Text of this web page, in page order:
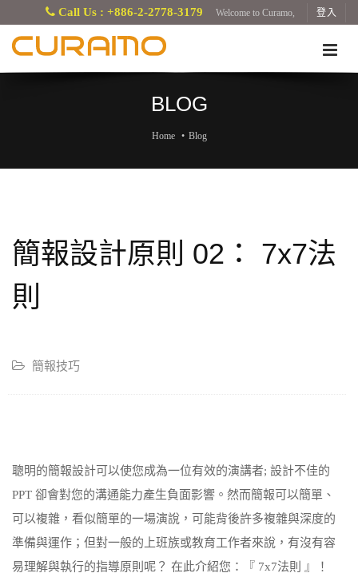
Call Us : +886-2-2778-3179 Welcome to Curamo, 登入
BLOG
Home Blog
簡報設計原則 02： 7x7法
則
簡報技巧
聰明的簡報設計可以使您成為一位有效的演講者; 設計不佳的
PPT 卻會對您的溝通能力產生負面影響。然而簡報可以簡單、
可以複雜，看似簡單的一場演說，可能背後許多複雜與深度的
準備與運作；但對一般的上班族或教育工作者來說，有沒有容
易理解與執行的指導原則呢？ 在此介紹您：『 7x7法則 』！